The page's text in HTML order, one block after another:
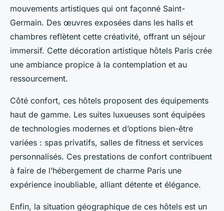
mouvements artistiques qui ont façonné Saint-
Germain. Des œuvres exposées dans les halls et
chambres reflètent cette créativité, offrant un séjour
immersif. Cette décoration artistique hôtels Paris crée
une ambiance propice à la contemplation et au
ressourcement.
Côté confort, ces hôtels proposent des équipements
haut de gamme. Les suites luxueuses sont équipées
de technologies modernes et d’options bien-être
variées : spas privatifs, salles de fitness et services
personnalisés. Ces prestations de confort contribuent
à faire de l’hébergement de charme Paris une
expérience inoubliable, alliant détente et élégance.
Enfin, la situation géographique de ces hôtels est un